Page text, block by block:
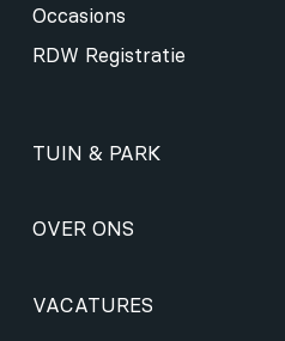
Occasions
RDW Registratie
TUIN & PARK
OVER ONS
VACATURES